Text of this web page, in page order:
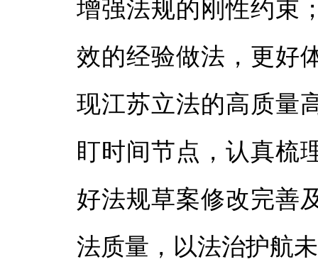
增强法规的刚性约束
效的经验做法，更好
现江苏立法的高质量
盯时间节点，认真梳
好法规草案修改完善
法质量，以法治护航